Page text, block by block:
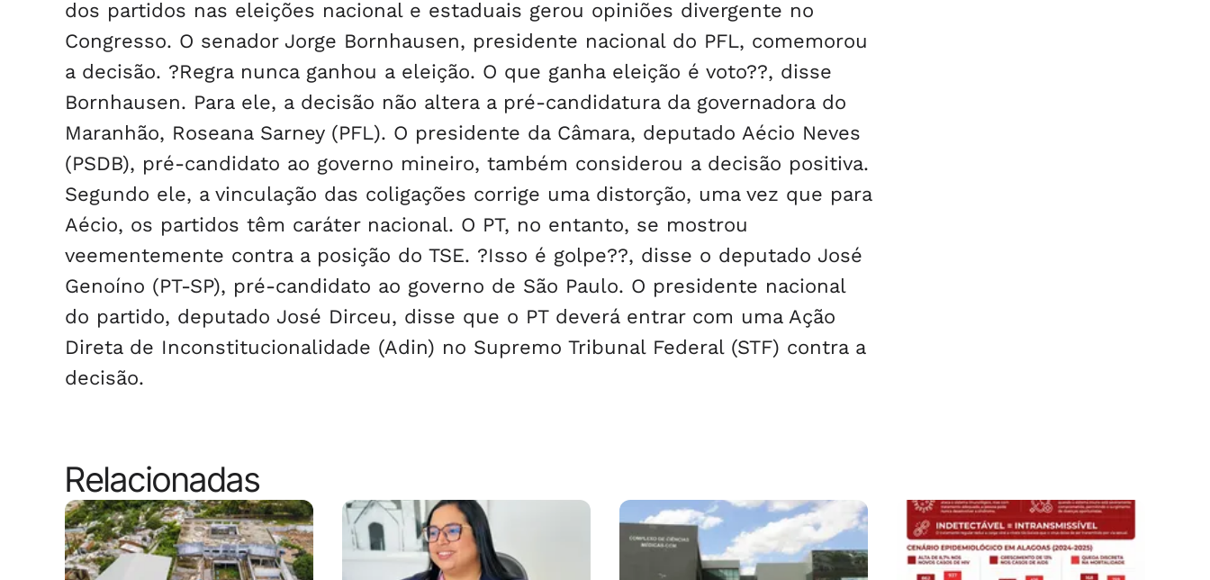
dos partidos nas eleições nacional e estaduais gerou opiniões divergente no
Congresso. O senador Jorge Bornhausen, presidente nacional do PFL, comemorou
a decisão. ?Regra nunca ganhou a eleição. O que ganha eleição é voto??, disse
Bornhausen. Para ele, a decisão não altera a pré-candidatura da governadora do
Maranhão, Roseana Sarney (PFL). O presidente da Câmara, deputado Aécio Neves
(PSDB), pré-candidato ao governo mineiro, também considerou a decisão positiva.
Segundo ele, a vinculação das coligações corrige uma distorção, uma vez que para
Aécio, os partidos têm caráter nacional. O PT, no entanto, se mostrou
veementemente contra a posição do TSE. ?Isso é golpe??, disse o deputado José
Genoíno (PT-SP), pré-candidato ao governo de São Paulo. O presidente nacional
do partido, deputado José Dirceu, disse que o PT deverá entrar com uma Ação
Direta de Inconstitucionalidade (Adin) no Supremo Tribunal Federal (STF) contra a
decisão.
Relacionadas